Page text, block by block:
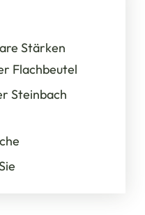
Stärken
Flachbeutel
Steinbach